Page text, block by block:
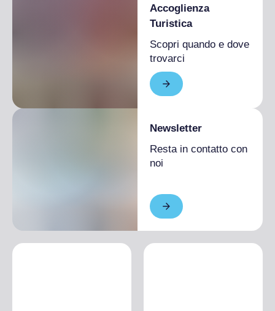
Accoglienza
Turistica
Scopri quando e dove
trovarci
Newsletter
Resta in contatto con
noi